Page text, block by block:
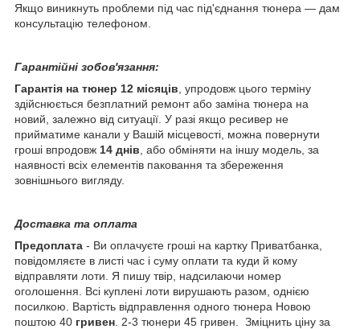
Якщо виникнуть проблеми під час під'єднання тюнера — дам
консультацію телефоном.
Гарантійні зобов'язання:
Гарантія на тюнер 12 місяців , упродовж цього терміну
здійснюється безплатний ремонт або заміна тюнера на
новий, залежно від ситуації. У разі якщо ресивер не
прийматиме канали у Вашій місцевості, можна повернути
гроші впродовж 14 днів , або обміняти на іншу модель, за
наявності всіх елементів паковання та збереження
зовнішнього вигляду.
Доставка та оплата
Предоплата - Ви оплачуєте гроші на картку Приватбанка,
повідомляєте в листі час і суму оплати та куди й кому
відправляти лоти. Я пишу твір, надсилаючи номер
оголошення. Всі куплені лоти вирушають разом, однією
посилкою. Вартість відправлення одного тюнера Новою
поштою 40 гривен . 2-3 тюнери 45 гривен. Зміцнить ціну за